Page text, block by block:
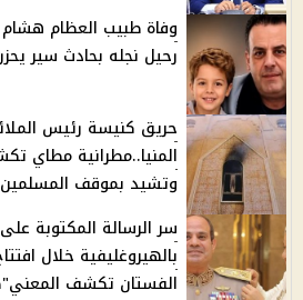
وفاة طبيب العظام هشام
رحيل نجله بحادث سير
حريق كنيسة رئيس
المنيا..مطرانية مطاي
وتشيد بموقف المسلمين
سر الرسالة المكتوبة
بالهيروغليفية خلال
الفستان تكشف